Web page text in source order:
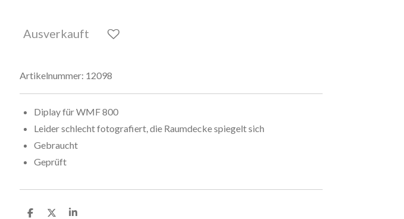
Ausverkauft
Artikelnummer: 12098
Diplay für WMF 800
Leider schlecht fotografiert, die Raumdecke spiegelt sich
Gebraucht
Geprüft
T T T